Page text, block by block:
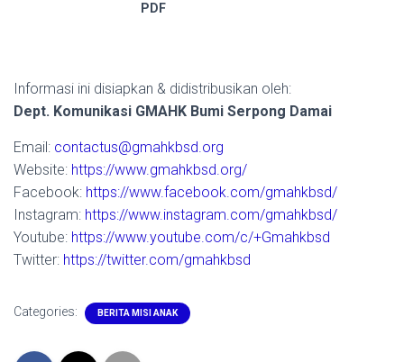
PDF
Informasi ini disiapkan & didistribusikan oleh:
Dept. Komunikasi GMAHK Bumi Serpong Damai
Email: contactus@gmahkbsd.org
Website: https://www.gmahkbsd.org/
Facebook: https://www.facebook.com/gmahkbsd/
Instagram: https://www.instagram.com/gmahkbsd/
Youtube: https://www.youtube.com/c/+Gmahkbsd
Twitter: https://twitter.com/gmahkbsd
Categories: BERITA MISI ANAK